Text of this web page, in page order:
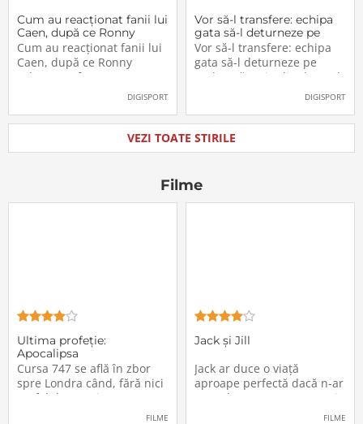
Cum au reacționat fanii lui
Caen, după ce Ronny
Labonne a fost prezentat
oficial la FCSB
Cum au reacționat fanii lui
Caen, după ce Ronny
Labonne a fost prezentat
DIGISPORT
Vor să-l transfere: echipa
gata să-l deturneze pe
Radu Drăgușin din drumul
către Juventus!
Vor să-l transfere: echipa
gata să-l deturneze pe
Radu Drăgușin din drumul
DIGISPORT
VEZI TOATE STIRILE
Filme
Ultima profeţie:
Apocalipsa
Cursa 747 se află în zbor
spre Londra când, fără nici
un fel de avertisment,
pasagerii încep să disparăFILME
Jack și Jill
Jack ar duce o viață
aproape perfectă dacă n-ar
avea de suportat o excepție
FILME